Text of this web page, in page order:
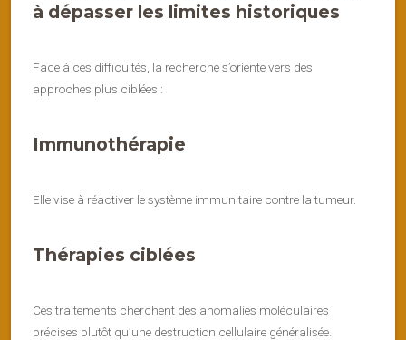
à dépasser les limites historiques
Face à ces difficultés, la recherche s’oriente vers des
approches plus ciblées :
Immunothérapie
Elle vise à réactiver le système immunitaire contre la tumeur.
Thérapies ciblées
Ces traitements cherchent des anomalies moléculaires
précises plutôt qu’une destruction cellulaire généralisée.